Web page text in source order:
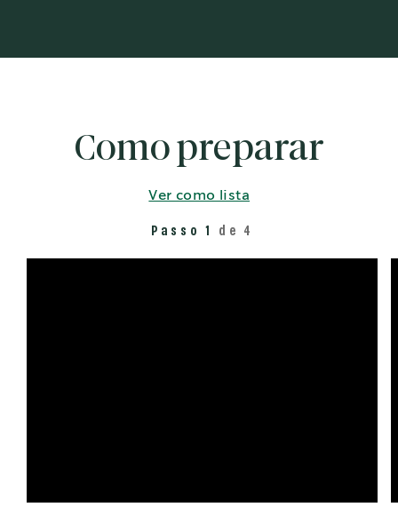
Como preparar
Ver como lista
Passo 1 de 4